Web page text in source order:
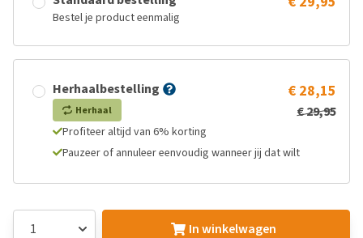
Bestel je product eenmalig
Herhaalbestelling
Herhaal
€ 28,15
€ 29,95
Profiteer altijd van 6% korting
Pauzeer of annuleer eenvoudig wanneer jij dat wilt
In winkelwagen